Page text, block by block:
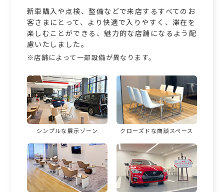
新車購入や点検、整備などで来店するすべてのお
客さまにとって、より快適で入りやすく、滞在を
楽しむことができる、魅力的な店舗になるよう配
慮いたしました。
※店舗によって一部設備が異なります。
シンプルな展示ゾーン クローズドな商談スペース